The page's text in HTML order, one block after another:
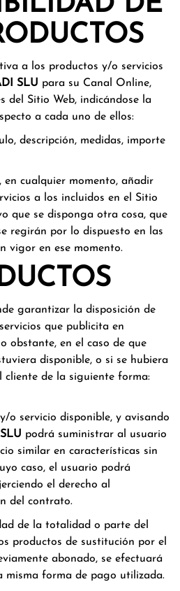
a los productos y/o servicios
SLU para su Canal Online,
del Sitio Web, indicándose la
a cada uno de ellos:
descripción, medidas, importe
en cualquier momento, añadir
a los incluidos en el Sitio
que se disponga otra cosa, que
regirán por lo dispuesto en las
vigor en ese momento.
garantizar la disposición de
que publicita en
obstante, en el caso de que
disponible, o si se hubiera
de la siguiente forma:
o servicio disponible, y avisando
podrá suministrar al usuario
similar en características sin
caso, el usuario podrá
el derecho al
del contrato.
de la totalidad o parte del
productos de sustitución por el
abonado, se efectuará
misma forma de pago utilizada.